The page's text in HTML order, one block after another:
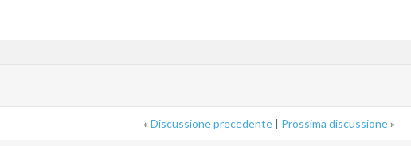
«Discussione precedente | Prossima discussione»